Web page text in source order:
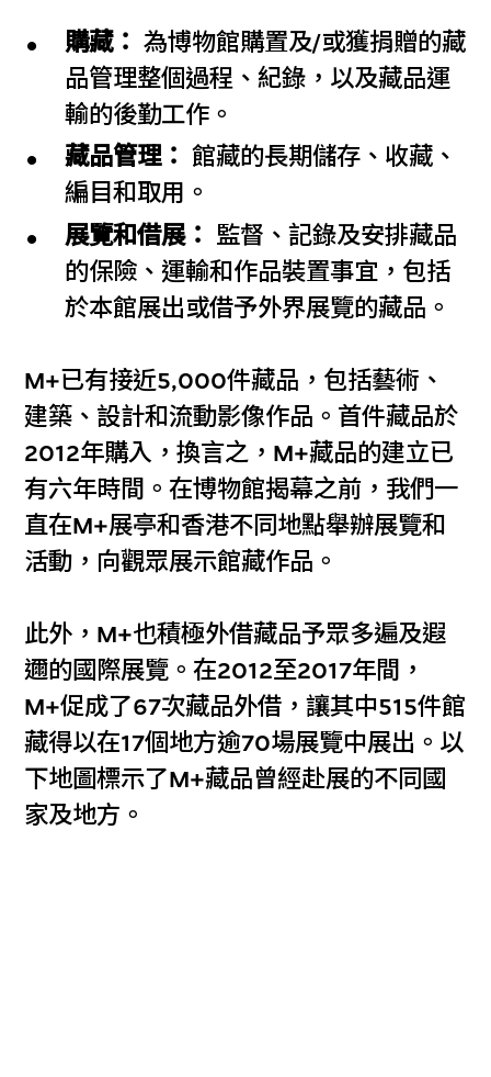
購藏： 為博物館購置及/或獲捐贈的藏
品管理整個過程、紀錄，以及藏品運
輸的後勤工作。
藏品管理： 館藏的長期儲存、收藏、
編目和取用。
展覽和借展： 監督、記錄及安排藏品
的保險、運輸和作品裝置事宜，包括
於本館展出或借予外界展覽的藏品。
M+已有接近5,000件藏品，包括藝術、
建築、設計和流動影像作品。首件藏品於
2012年購入，換言之，M+藏品的建立已
有六年時間。在博物館揭幕之前，我們一
直在M+展亭和香港不同地點舉辦展覽和
活動，向觀眾展示館藏作品。
此外，M+也積極外借藏品予眾多遍及遐
邇的國際展覽。在2012至2017年間，
M+促成了67次藏品外借，讓其中515件館
藏得以在17個地方逾70場展覽中展出。以
下地圖標示了M+藏品曾經赴展的不同國
家及地方。